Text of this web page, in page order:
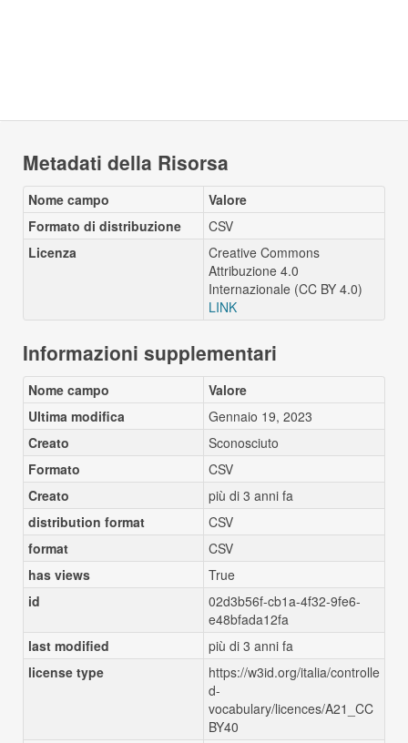
Metadati della Risorsa
Nome campo
Valore
Formato di distribuzione
CSV
Licenza
Creative Commons
Attribuzione 4.0
Internazionale (CC BY 4.0)
LINK
Informazioni supplementari
Nome campo
Valore
Ultima modifica
Gennaio 19, 2023
Creato
Sconosciuto
Formato
CSV
Creato
più di 3 anni fa
distribution format
CSV
format
CSV
has views
True
id
02d3b56f-cb1a-4f32-9fe6-
e48bfada12fa
last modified
più di 3 anni fa
license type
https://w3id.org/italia/controlle
d-
vocabulary/licences/A21_CC
BY40